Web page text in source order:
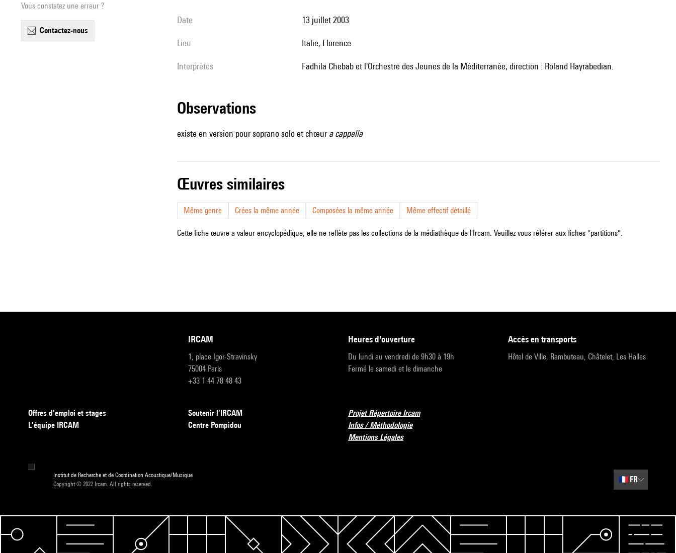
Vous constatez une erreur ?
contactez-nous
date 13 juillet 2003
lieu Italie, Florence
interprètes Fadhila Chebab et l'Orchestre des Jeunes de la Méditerranée, direction : Roland Hayrabedian.
observations
existe en version pour soprano solo et chœur a cappella
œuvres similaires
Même genre Crées la même année Composées la même année Même effectif détaillé
Cette fiche œuvre a valeur encyclopédique, elle ne reflète pas les collections de la médiathèque de l'Ircam. Veuillez vous référer aux fiches "partitions".
IRCAM
1, place Igor-Stravinsky
75004 Paris
+33 1 44 78 48 43
heures d'ouverture
Du lundi au vendredi de 9h30 à 19h
Fermé le samedi et le dimanche
accès en transports
Hôtel de Ville, Rambuteau, Châtelet, Les Halles
Offres d’emploi et stages
L’équipe IRCAM
Soutenir l’IRCAM
Centre Pompidou
Projet Répertoire Ircam
Infos / Méthodologie
Mentions Légales
Institut de Recherche et de Coordination Acoustique/Musique
Copyright © 2022 Ircam. All rights reserved.
🇫🇷 FR